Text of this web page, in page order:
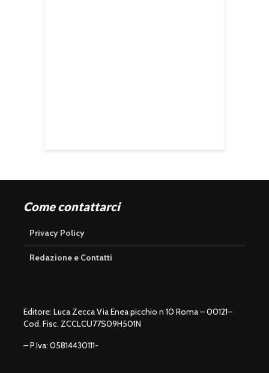
Come contattarci
Privacy Policy
Redazione e Contatti
Editore: Luca Zecca Via Enea picchio n 10 Roma – 00121–
Cod. Fisc. ZCCLCU77S09H501N
– P.Iva: 05814430111-